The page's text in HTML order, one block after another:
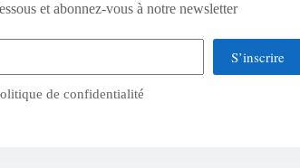
et abonnez-vous à notre newsletter
S’inscrire
de confidentialité